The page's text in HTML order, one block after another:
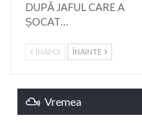
DUPĂ JAFUL CARE A
ȘOCAT…
ÎNAPOI ÎNAINTE
Vremea